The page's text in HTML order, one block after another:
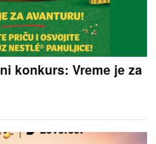
konkurs: Vreme je za